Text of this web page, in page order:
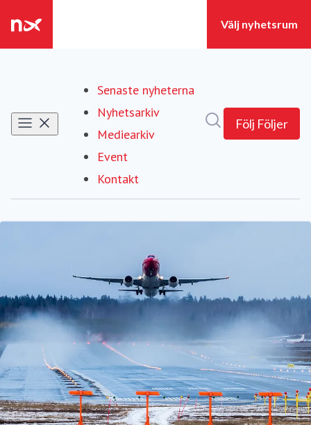
Senaste nyheterna
Nyhetsarkiv
Mediearkiv
Event
Kontakt
Följ Följer